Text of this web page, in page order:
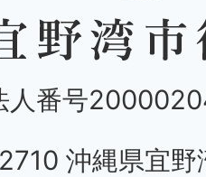
人番号
沖縄県宜野